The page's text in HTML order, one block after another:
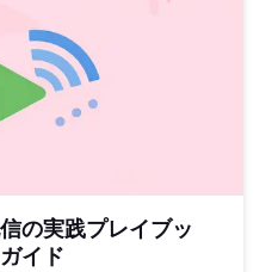
の実践プレイブッ
イド